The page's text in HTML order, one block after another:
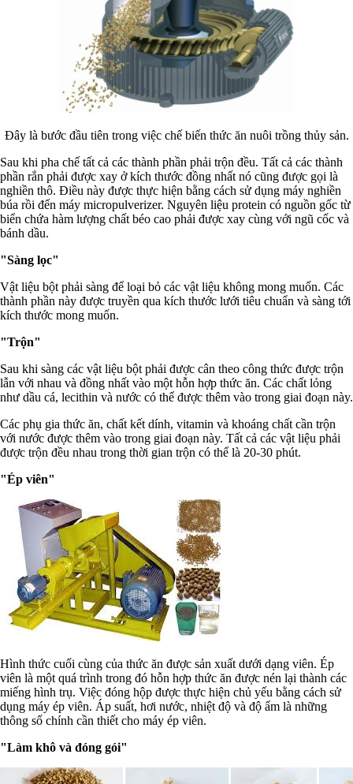
Đây là bước đầu tiên trong việc chế biến thức ăn nuôi trồng thủy sản.
Sau khi pha chế tất cả các thành phần phải trộn đều. Tất cả các thành
phần rắn phải được xay ở kích thước đồng nhất nó cũng được gọi là
nghiền thô. Điều này được thực hiện bằng cách sử dụng máy nghiền
búa rồi đến máy micropulverizer. Nguyên liệu protein có nguồn gốc từ
biển chứa hàm lượng chất béo cao phải được xay cùng với ngũ cốc và
bánh dầu.
"Sàng lọc"
Vật liệu bột phải sàng để loại bỏ các vật liệu không mong muốn. Các
thành phần này được truyền qua kích thước lưới tiêu chuẩn và sàng tới
kích thước mong muốn.
"Trộn"
Sau khi sàng các vật liệu bột phải được cân theo công thức được trộn
lẫn với nhau và đồng nhất vào một hỗn hợp thức ăn. Các chất lỏng
như dầu cá, lecithin và nước có thể được thêm vào trong giai đoạn này.
Các phụ gia thức ăn, chất kết dính, vitamin và khoáng chất cần trộn
với nước được thêm vào trong giai đoạn này. Tất cả các vật liệu phải
được trộn đều nhau trong thời gian trộn có thể là 20-30 phút.
"Ép viên"
Hình thức cuối cùng của thức ăn được sản xuất dưới dạng viên. Ép
viên là một quá trình trong đó hỗn hợp thức ăn được nén lại thành các
miếng hình trụ. Việc đóng hộp được thực hiện chủ yếu bằng cách sử
dụng máy ép viên. Áp suất, hơi nước, nhiệt độ và độ ẩm là những
thông số chính cần thiết cho máy ép viên.
"Làm khô và đóng gói"